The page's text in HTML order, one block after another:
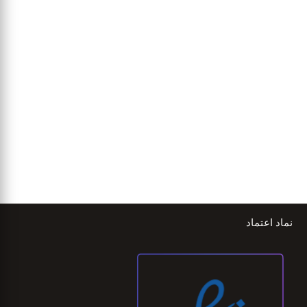
نماد اعتماد